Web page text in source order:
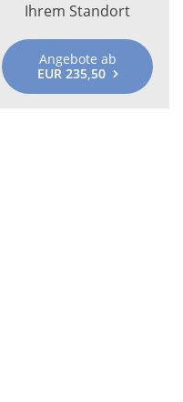
Ihrem Standort
Angebote ab
EUR 235,50